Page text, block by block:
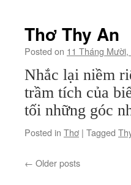
Thơ Thy An
Posted on 11 Tháng Mười,
Nhắc lại niềm
trầm tích của
tối những góc
Posted in Thơ | Tagged
← Older posts